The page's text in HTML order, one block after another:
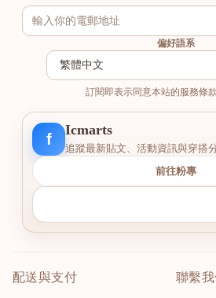
偏好語系
訂閱即表示同意本站的服務條
f
Icmarts
追蹤最新貼文、活動資訊與穿搭分
前往粉專
配送與支付 聯繫我